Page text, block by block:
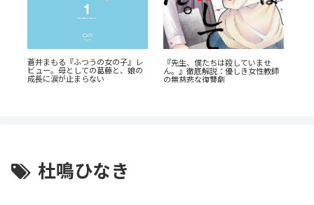
蒼井まもる『ふつうの女の子』レ
ビュー。母としての葛藤と、娘の
成長に涙が止まらない
『先生、僕たちは殺していませ
ん。』徹底解説：優しき女性教師
の無慈悲な復讐劇
杜鳴ひなき